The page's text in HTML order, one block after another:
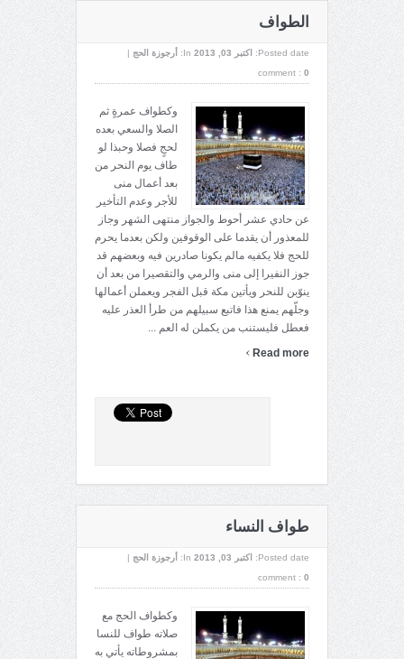
الطواف
Posted date: اکتبر 03, 2013 In: أرجوزة الحج |
comment : 0
وكطواف عمرةٍ ثم
الصلا والسعي بعده
لحجٍ فصلا وحبذا لو
طاف يوم النحر من
بعد أعمال منى
للأجر وعدم التأخير
عن حادي عشر أحوط والجواز منتهى الشهر وجاز
للمعذور أن يقدما على الوقوفين ولكن بعدما يحرم
للحج فلا يكفيه مالم يكونا صادرين فيه وبعضهم قد
جوز النفيرا إلى منى والرمي والتقصيرا من بعد أن
ينوّبن للنحر ويأتين مكة قبل الفجر ويعملن أعمالها
وجلّهم يمنع هذا فاتبع سبيلهم من طرأ العذر عليه
فعطل فليستنب من يكملن له العم ...
Read more
›
طواف النساء
Posted date: اکتبر 03, 2013 In: أرجوزة الحج |
comment : 0
وكطواف الحج مع
صلاته طواف للنسا
بمشروطاته يأتي به